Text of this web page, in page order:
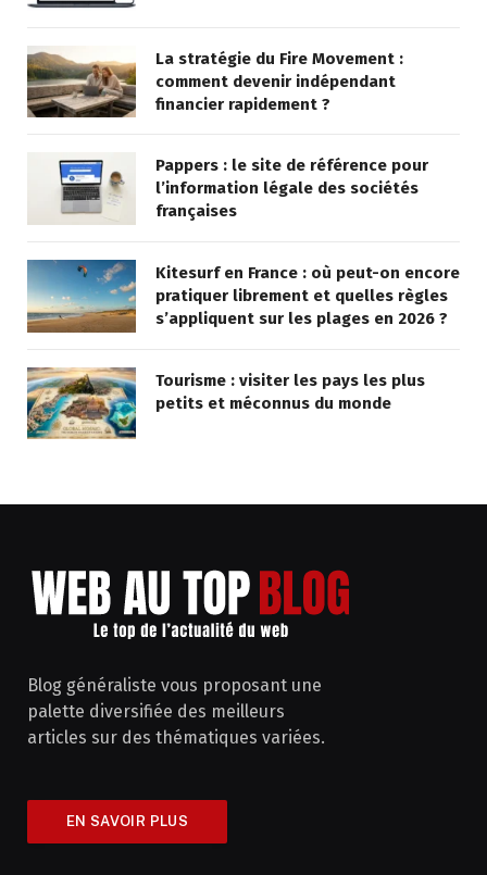
La stratégie du Fire Movement :
comment devenir indépendant
financier rapidement ?
Pappers : le site de référence pour
l’information légale des sociétés
françaises
Kitesurf en France : où peut-on encore
pratiquer librement et quelles règles
s’appliquent sur les plages en 2026 ?
Tourisme : visiter les pays les plus
petits et méconnus du monde
Blog généraliste vous proposant une
palette diversifiée des meilleurs
articles sur des thématiques variées.
EN SAVOIR PLUS